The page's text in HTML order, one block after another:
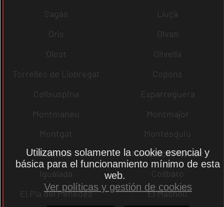
Sagàs
Lluçà
Orís
Olvan
Olost
Olivella
Torrelles de Llobregat
Copons
Collsuspina
Esparreguera
Montmaneu
Montmajor
Montgat
Montesquiu
Montclar
Montcada i Reixac
Igualada
Collbató
El Pla del Penedès
El Masnou
Utilizamos solamente la cookie esencial y
básica para el funcionamiento mínimo de esta
web.
Ver políticas y gestión de cookies